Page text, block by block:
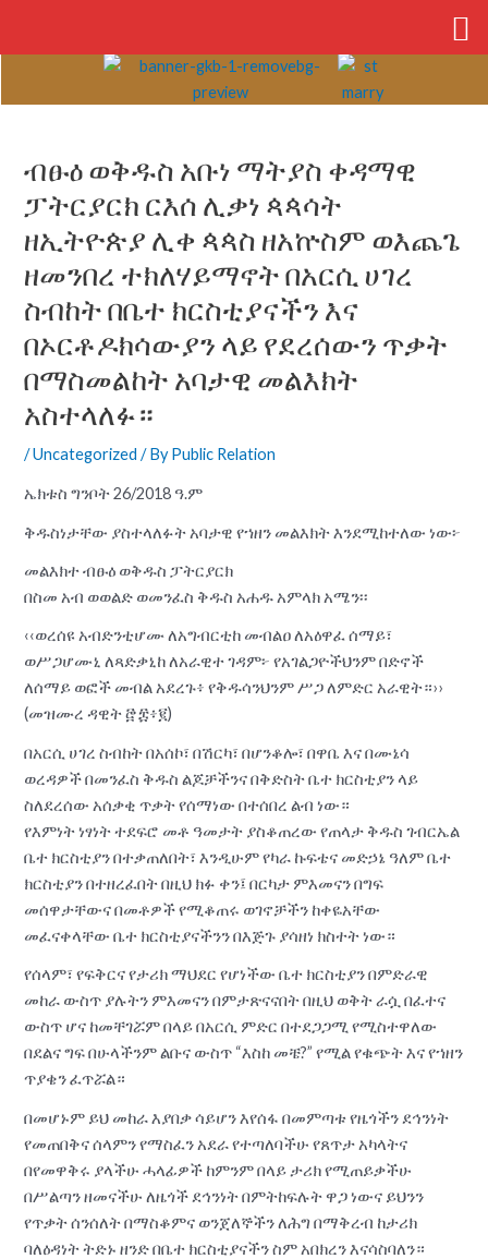
ብፁዕ ወቅዱስ አቡነ ማትያስ ቀዳማዊ
ፓትርያርክ ርእሰ ሊቃነ ጳጳሳት
ዘኢትዮጵያ ሊቀ ጳጳስ ዘአኵስም ወእጨጌ
ዘመንበረ ተክለሃይማኖት በአርሲ ሀገረ
ስብከት በቤተ ክርስቲያናችን እና
በኦርቶዶክሳውያን ላይ የደረሰውን ጥቃት
በማስመልከት አባታዊ መልእክት
አስተላለፉ።
/Uncategorized / ByPublic Relation
ኤክቱስ ግንቦት 26/2018 ዓ.ም
ቅዱስነታቸው ያስተላለፉት አባታዊ የኀዘን መልእክት እንደሚከተለው ነው፦
መልእክተ ብፁዕ ወቅዱስ ፓትርያርክ
በስመ አብ ወወልድ ወመንፈስ ቅዱስ አሐዱ አምላክ አሜን፡፡
‹‹ወረሰዩ አብድንቲሆሙ ለአግብርቲከ መብልዐ ለአዕዋፈ ሰማይ፣
ወሥጋሆሙኒ ለጻድቃኒከ ለአራዊተ ገዳም፦ የአገልጋዮችህንም በድኖች
ለሰማይ ወፎች መብል አደረጉ፥ የቅዱሳንህንም ሥጋ ለምድር አራዊት።››
(መዝሙረ ዳዊት ፸፰፥፪)
በአርሲ ሀገረ ስብከት በአሰኮ፣ በሽርካ፣ በሆንቆሎ፣ በዋቤ እና በሙኔሳ
ወረዳዎች በመንፈስ ቅዱስ ልጆቻችንና በቅድስት ቤተ ክርስቲያን ላይ
ስለደረሰው አሰቃቂ ጥቃት የሰማነው በተሰበረ ልብ ነው።
የእምነት ነፃነት ተደፍሮ መቶ ዓመታት ያስቆጠረው የጠላታ ቅዱስ ገብርኤል
ቤተ ክርስቲያን በተቃጠለበት፣ እንዲሁም የካራ ኩፍቴና መድኃኔ ዓለም ቤተ
ክርስቲያን በተዘረፈበት በዚህ ክፉ ቀን፤ በርካታ ምእመናን በግፍ
መሰዋታቸውና በመቶዎች የሚቆጠሩ ወገኖቻችን ከቀዬአቸው
መፈናቀላቸው ቤተ ክርስቲያናችንን በእጅጉ ያሳዘነ ክስተት ነው።
የሰላም፣ የፍቅርና የታሪክ ማህደር የሆነችው ቤተ ክርስቲያን በምድራዊ
መከራ ውስጥ ያሉትን ምእመናን በምታጽናናበት በዚህ ወቅት ራሷ በፈተና
ውስጥ ሆና ከመቸገሯም በላይ በአርሲ ምድር በተደጋጋሚ የሚስተዋለው
በደልና ግፍ በሁላችንም ልቡና ውስጥ “እስከ መቼ?” የሚል የቁጭት እና የኀዘን
ጥያቄን ፈጥሯል።
በመሆኑም ይህ መከራ እያበቃ ሳይሆን እየሰፋ በመምጣቱ የዜጎችን ደኅንነት
የመጠበቅና ሰላምን የማስፈን አደራ የተጣለባችሁ የጸጥታ አካላትና
በየመዋቅሩ ያላችሁ ሓላፊዎች ከምንም በላይ ታሪክ የሚጠይቃችሁ
በሥልጣን ዘመናችሁ ለዜጎች ደኅንነት በምትከፍሉት ዋጋ ነውና ይህንን
የጥቃት ሰንሰለት በማስቆምና ወንጀለኞችን ለሕግ በማቅረብ ከታሪክ
ባለዕዳነት ትድኑ ዘንድ በቤተ ክርስቲያናችን ስም አበክረን እናሳስባለን።